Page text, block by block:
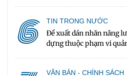
6 TIN TRONG NƯỚC
Đề xuất dán nhãn năng
dựng thuộc phạm vi
VĂN BẢN - CHÍNH SÁCH